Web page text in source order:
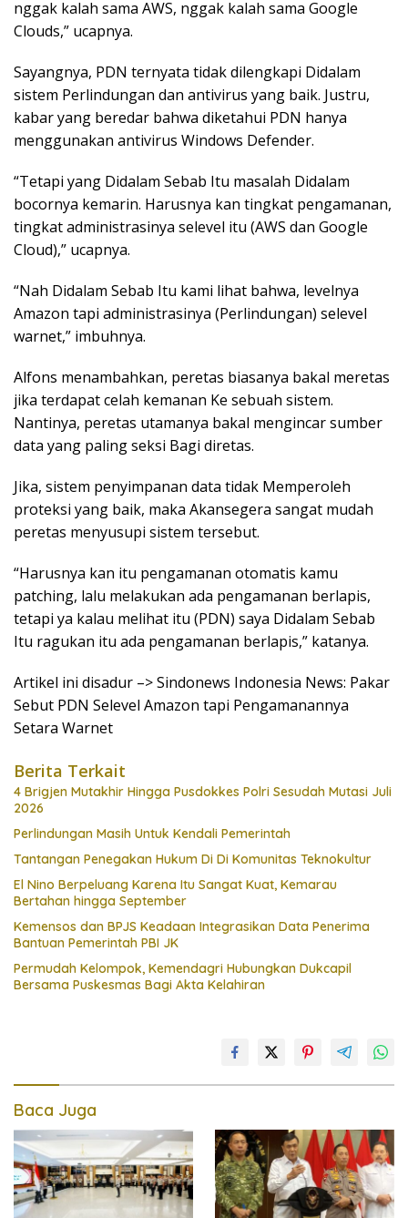
nggak kalah sama AWS, nggak kalah sama Google
Clouds,” ucapnya.
Sayangnya, PDN ternyata tidak dilengkapi Didalam
sistem Perlindungan dan antivirus yang baik. Justru,
kabar yang beredar bahwa diketahui PDN hanya
menggunakan antivirus Windows Defender.
“Tetapi yang Didalam Sebab Itu masalah Didalam
bocornya kemarin. Harusnya kan tingkat pengamanan,
tingkat administrasinya selevel itu (AWS dan Google
Cloud),” ucapnya.
“Nah Didalam Sebab Itu kami lihat bahwa, levelnya
Amazon tapi administrasinya (Perlindungan) selevel
warnet,” imbuhnya.
Alfons menambahkan, peretas biasanya bakal meretas
jika terdapat celah kemanan Ke sebuah sistem.
Nantinya, peretas utamanya bakal mengincar sumber
data yang paling seksi Bagi diretas.
Jika, sistem penyimpanan data tidak Memperoleh
proteksi yang baik, maka Akansegera sangat mudah
peretas menyusupi sistem tersebut.
“Harusnya kan itu pengamanan otomatis kamu
patching, lalu melakukan ada pengamanan berlapis,
tetapi ya kalau melihat itu (PDN) saya Didalam Sebab
Itu ragukan itu ada pengamanan berlapis,” katanya.
Artikel ini disadur –> Sindonews Indonesia News: Pakar
Sebut PDN Selevel Amazon tapi Pengamanannya
Setara Warnet
Berita Terkait
4 Brigjen Mutakhir Hingga Pusdokkes Polri Sesudah Mutasi Juli
2026
Perlindungan Masih Untuk Kendali Pemerintah
Tantangan Penegakan Hukum Di Di Komunitas Teknokultur
El Nino Berpeluang Karena Itu Sangat Kuat, Kemarau
Bertahan hingga September
Kemensos dan BPJS Keadaan Integrasikan Data Penerima
Bantuan Pemerintah PBI JK
Permudah Kelompok, Kemendagri Hubungkan Dukcapil
Bersama Puskesmas Bagi Akta Kelahiran
Baca Juga